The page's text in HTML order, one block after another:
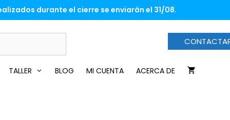
durante el cierre se enviarán el 31/08.
TALLER BLOG MI CUENTA ACERCA DE
desde
139,60€